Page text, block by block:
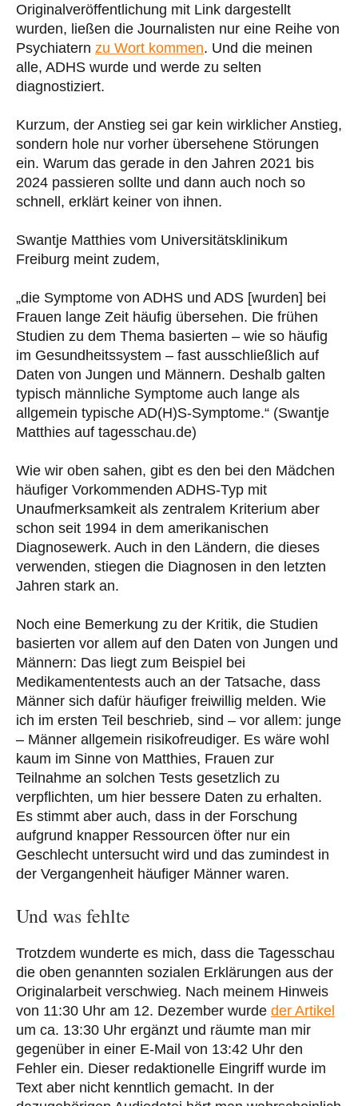
Originalveröffentlichung mit Link dargestellt
wurden, ließen die Journalisten nur eine Reihe von
Psychiatern zu Wort kommen. Und die meinen
alle, ADHS wurde und werde zu selten
diagnostiziert.
Kurzum, der Anstieg sei gar kein wirklicher Anstieg,
sondern hole nur vorher übersehene Störungen
ein. Warum das gerade in den Jahren 2021 bis
2024 passieren sollte und dann auch noch so
schnell, erklärt keiner von ihnen.
Swantje Matthies vom Universitätsklinikum
Freiburg meint zudem,
„die Symptome von ADHS und ADS [wurden] bei
Frauen lange Zeit häufig übersehen. Die frühen
Studien zu dem Thema basierten – wie so häufig
im Gesundheitssystem – fast ausschließlich auf
Daten von Jungen und Männern. Deshalb galten
typisch männliche Symptome auch lange als
allgemein typische AD(H)S-Symptome.“ (Swantje
Matthies auf tagesschau.de)
Wie wir oben sahen, gibt es den bei den Mädchen
häufiger Vorkommenden ADHS-Typ mit
Unaufmerksamkeit als zentralem Kriterium aber
schon seit 1994 in dem amerikanischen
Diagnosewerk. Auch in den Ländern, die dieses
verwenden, stiegen die Diagnosen in den letzten
Jahren stark an.
Noch eine Bemerkung zu der Kritik, die Studien
basierten vor allem auf den Daten von Jungen und
Männern: Das liegt zum Beispiel bei
Medikamententests auch an der Tatsache, dass
Männer sich dafür häufiger freiwillig melden. Wie
ich im ersten Teil beschrieb, sind – vor allem: junge
– Männer allgemein risikofreudiger. Es wäre wohl
kaum im Sinne von Matthies, Frauen zur
Teilnahme an solchen Tests gesetzlich zu
verpflichten, um hier bessere Daten zu erhalten.
Es stimmt aber auch, dass in der Forschung
aufgrund knapper Ressourcen öfter nur ein
Geschlecht untersucht wird und das zumindest in
der Vergangenheit häufiger Männer waren.
Und was fehlte
Trotzdem wunderte es mich, dass die Tagesschau
die oben genannten sozialen Erklärungen aus der
Originalarbeit verschwieg. Nach meinem Hinweis
von 11:30 Uhr am 12. Dezember wurde der Artikel
um ca. 13:30 Uhr ergänzt und räumte man mir
gegenüber in einer E-Mail von 13:42 Uhr den
Fehler ein. Dieser redaktionelle Eingriff wurde im
Text aber nicht kenntlich gemacht. In der